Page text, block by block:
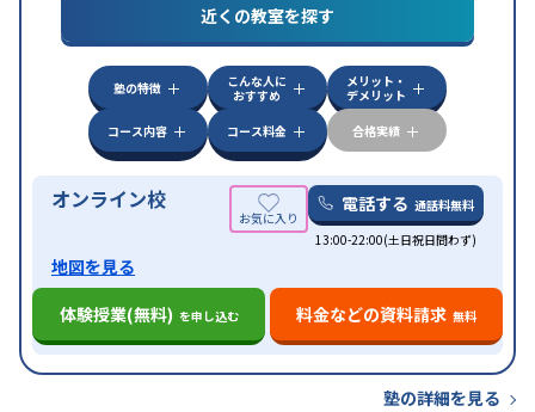
特徴
中高一貫校生に対応授業の振替可能
学習にPC・タブレットを利用オンライン対応1
科目から受講可能
近くの教室を探す
塾の特徴
こんな人に
おすすめ
メリット・
デメリット
コース内容
コース料金 合格実績
オンライン校 電話する 通話料無料
13:00-22:00(土日祝日問わず)
地図を見る
体験授業(無料) を申し込む 料金などの資料請求 無料
塾の詳細を見る